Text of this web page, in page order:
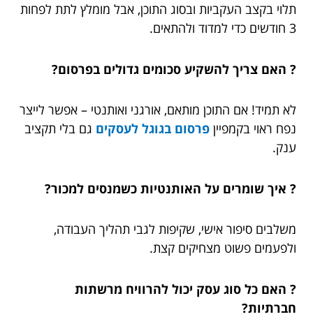
תלוי בקצב העקביות ובסוג התוכן, אבל מומלץ לתת לפחות
3 חודשים כדי למדוד ולהתאים.
? האם צריך להשקיע סכומים גדולים בפרסום?
לא תמיד! אם התוכן מותאם, אורגני ואותנטי – אפשר לייצר
נפח ראוי בקמפיין פרסום בגוגל לעסקים גם בלי תקציב
ענק.
? איך שומרים על האותנטיות כשמנסים למכור?
משלבים סיפור אישי, שקיפות לגבי תהליך העבודה,
ולפעמים פשוט מצחיקים קצת.
? האם כל סוג עסק יכול להרוויח מרשתות
חברתיות?